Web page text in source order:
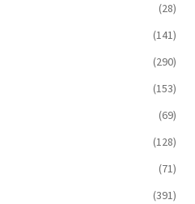
(28)
(141)
(290)
(153)
(69)
(128)
(71)
(391)